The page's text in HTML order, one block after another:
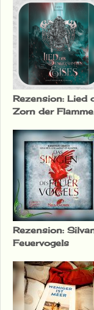
Rezension: Lied
Zorn der
Rezension:
Feuervogels